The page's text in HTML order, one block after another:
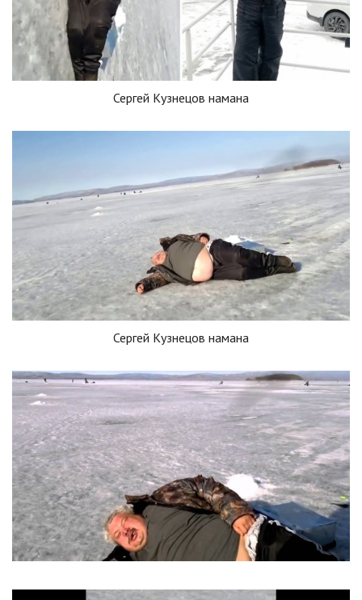
Сергей Кузнецов намана
Сергей Кузнецов намана